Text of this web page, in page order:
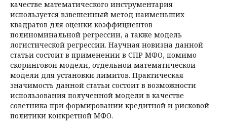
качестве математического инструментария
используется взвешенный метод наименьших
квадратов для оценки коэффициентов
полиноминальной регрессии, а также модель
логистической регрессии. Научная новизна данной
статьи состоит в применении в СПР МФО, помимо
скоринговой модели, отдельной математической
модели для установки лимитов. Практическая
значимость данной статьи состоит в возможности
использования полученной модели в качестве
советни­ка при формировании кредитной и рисковой
политики конкретной МФО.